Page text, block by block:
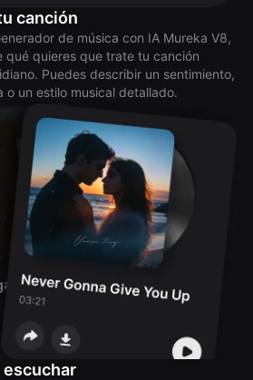
canción
de música con IA Mureka V8,
qué quieres que trate tu canción
Puedes describir un sentimiento,
o un estilo musical detallado.
escuchar